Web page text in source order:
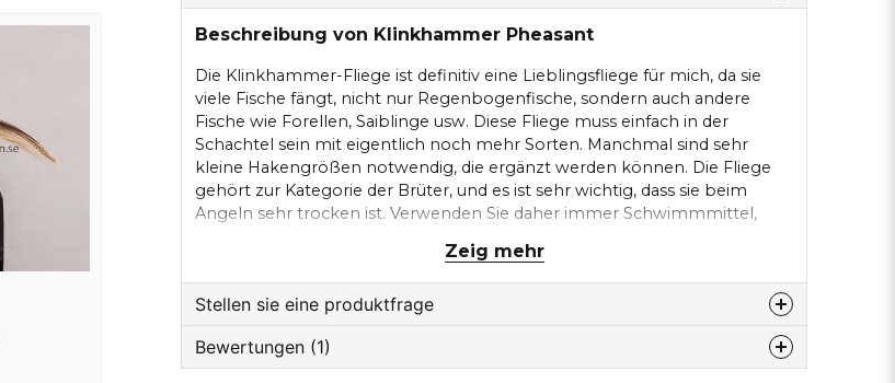
Beschreibung von Klinkhammer Pheasant
Die Klinkhammer-Fliege ist definitiv eine Lieblingsfliege für mich, da sie
viele Fische fängt, nicht nur Regenbogenfische, sondern auch andere
Fische wie Forellen, Saiblinge usw. Diese Fliege muss einfach in der
Schachtel sein mit eigentlich noch mehr Sorten. Manchmal sind sehr
kleine Hakengrößen notwendig, die ergänzt werden können. Die Fliege
gehört zur Kategorie der Brüter, und es ist sehr wichtig, dass sie beim
Angeln sehr trocken ist. Verwenden Sie daher immer Schwimmmittel,
Die Fliege sollte im Oberflächenfilm hängen. In unserem See brauchen
Sie die Fliege nicht zu berühren, sondern lassen sie nach einer schönen
Präsentation einfach still liegen. So dünnes Vorfach wie möglich.
Zeig mehr
Stellen sie eine produktfrage
question
Fragen sie uns etwas zu diesem produkt...
Bewertungen (1)